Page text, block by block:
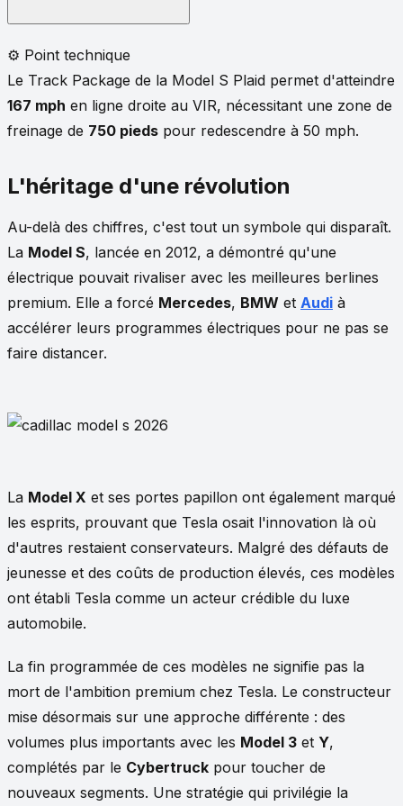
⚙️ Point technique
Le Track Package de la Model S Plaid permet d'atteindre
167 mph en ligne droite au VIR, nécessitant une zone de
freinage de 750 pieds pour redescendre à 50 mph.
L'héritage d'une révolution
Au-delà des chiffres, c'est tout un symbole qui disparaît.
La Model S, lancée en 2012, a démontré qu'une
électrique pouvait rivaliser avec les meilleures berlines
premium. Elle a forcé Mercedes, BMW et Audi à
accélérer leurs programmes électriques pour ne pas se
faire distancer.
La Model X et ses portes papillon ont également marqué
les esprits, prouvant que Tesla osait l'innovation là où
d'autres restaient conservateurs. Malgré des défauts de
jeunesse et des coûts de production élevés, ces modèles
ont établi Tesla comme un acteur crédible du luxe
automobile.
La fin programmée de ces modèles ne signifie pas la
mort de l'ambition premium chez Tesla. Le constructeur
mise désormais sur une approche différente : des
volumes plus importants avec les Model 3 et Y,
complétés par le Cybertruck pour toucher de
nouveaux segments. Une stratégie qui privilégie la